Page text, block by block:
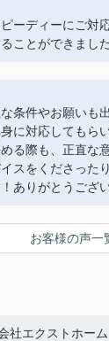
で、これから地
得のいく物件に
り感謝しておりま
ーディーにご対
ことができました
条件やお願いも
に対応してもら
る際も、正直な
スをくださった
ありがとうござ
お客様の声一
社エクストホーム